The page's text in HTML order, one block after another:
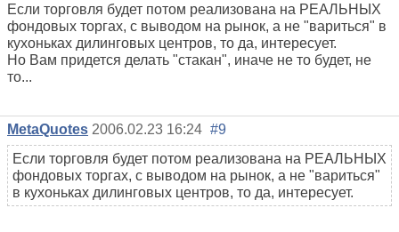
Если торговля будет потом реализована на РЕАЛЬНЫХ
фондовых торгах, с выводом на рынок, а не "вариться" в
кухоньках дилинговых центров, то да, интересует.
Но Вам придется делать "стакан", иначе не то будет, не
то...
MetaQuotes 2006.02.23 16:24 #9
Если торговля будет потом реализована на РЕАЛЬНЫХ
фондовых торгах, с выводом на рынок, а не "вариться"
в кухоньках дилинговых центров, то да, интересует.